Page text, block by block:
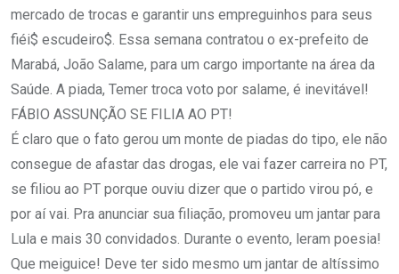
mercado de trocas e garantir uns empreguinhos para seus
fiéi$ escudeiro$. Essa semana contratou o ex-prefeito de
Marabá, João Salame, para um cargo importante na área da
Saúde. A piada, Temer troca voto por salame, é inevitável!
FÁBIO ASSUNÇÃO SE FILIA AO PT!
É claro que o fato gerou um monte de piadas do tipo, ele não
consegue de afastar das drogas, ele vai fazer carreira no PT,
se filiou ao PT porque ouviu dizer que o partido virou pó, e
por aí vai. Pra anunciar sua filiação, promoveu um jantar para
Lula e mais 30 convidados. Durante o evento, leram poesia!
Que meiguice! Deve ter sido mesmo um jantar de altíssimo